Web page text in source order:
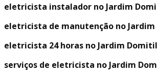
eletricista instalador no Jardim
eletricista de manutenção no
eletricista 24 horas no Jardim
serviços de eletricista no Jardim